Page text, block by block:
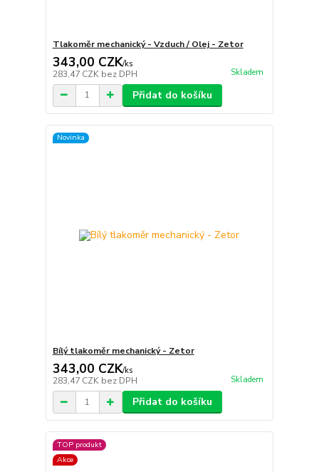
Tlakoměr mechanický - Vzduch / Olej - Zetor
343,00 CZK/ks
283,47 CZK bez DPH Skladem
Přidat do košíku
Novinka
Bílý tlakoměr mechanický - Zetor
343,00 CZK/ks
283,47 CZK bez DPH Skladem
Přidat do košíku
TOP produkt
Akce